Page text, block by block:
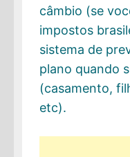
câmbio (se
impostos
sistema de
plano quando
(casamento,
etc).